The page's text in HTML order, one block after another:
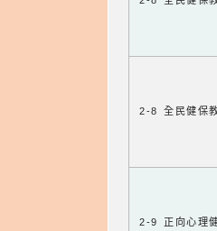
2-8 全民健保
2-9 正向心理